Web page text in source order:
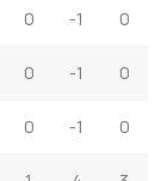
0 -1 0
0 -1 0
0 -1 0